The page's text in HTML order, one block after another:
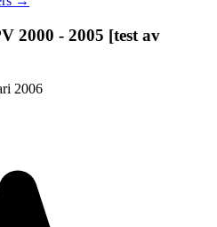
2000 - 2005 [test av
2006